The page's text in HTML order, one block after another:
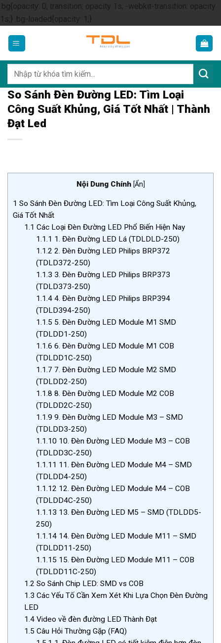
.bg{opacity: 0; transition: opacity 1s; -webkit-transition: opacity
1s;} .bg-loaded{opacity: 1;}Skip
content
kiếm:
So Sánh Đèn Đường LED: Tìm Loại
Công Suất Khủng, Giá Tốt Nhất | Thành
Đạt Led
Nội Dung Chính [Ẩn]
1 So Sánh Đèn Đường LED: Tìm Loại Công Suất Khủng,
Giá Tốt Nhất
1.1 Các Loại Đèn Đường LED Phổ Biến Hiện Nay
1.1.1 1. Đèn Đường LED Lá (TDLDLD-250)
1.1.2 2. Đèn Đường LED Philips BRP372
(TDLD372-250)
1.1.3 3. Đèn Đường LED Philips BRP373
(TDLD373-250)
1.1.44. Đèn Đường LED Philips BRP394
(TDLD394-250)
1.1.5 5. Đèn Đường LED Module M1 SMD
(TDLDD1-250)
1.1.6 6. Đèn Đường LED Module M1 COB
(TDLDD1C-250)
1.1.7 7. Đèn Đường LED Module M2 SMD
(TDLDD2-250)
1.1.8 8. Đèn Đường LED Module M2 COB
(TDLDD2C-250)
1.1.99. Đèn Đường LED Module M3 – SMD
(TDLDD3-250)
1.1.1010. Đèn Đường LED Module M3 – COB
(TDLDD3C-250)
1.1.11 11. Đèn Đường LED Module M4 – SMD
(TDLDD4-250)
1.1.12 12. Đèn Đường LED Module M4 – COB
(TDLDD4C-250)
1.1.13 13. Đèn Đường LED M5 – SMD (TDLDD5-
250)
1.1.1414. Đèn Đường LED Module M11 – SMD
(TDLDD11-250)
1.1.15 15. Đèn Đường LED Module M11 – COB
(TDLDD11C-250)
1.2 So Sánh Chip LED: SMD vs COB
1.3 Các Yếu Tố Cần Xem Xét Khi Lựa Chọn Đèn Đường
LED
1.4 Video về đèn đường LED Thành Đạt
1.5 Câu Hỏi Thường Gặp (FAQ)